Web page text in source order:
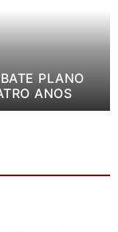
PLANO
ANOS